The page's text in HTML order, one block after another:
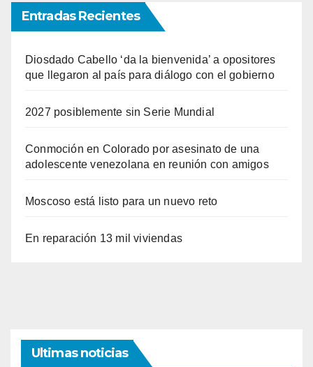
Entradas Recientes
Diosdado Cabello ‘da la bienvenida’ a opositores
que llegaron al país para diálogo con el gobierno
2027 posiblemente sin Serie Mundial
Conmoción en Colorado por asesinato de una
adolescente venezolana en reunión con amigos
Moscoso está listo para un nuevo reto
En reparación 13 mil viviendas
Ultimas noticias